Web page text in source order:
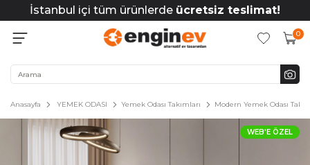
İstanbul içi tüm ürünlerde ücretsiz teslimat!
0
Anasayfa YEMEK ODASI Yemek Odası Takımları Modern Yemek Odası
WEB'E ÖZEL